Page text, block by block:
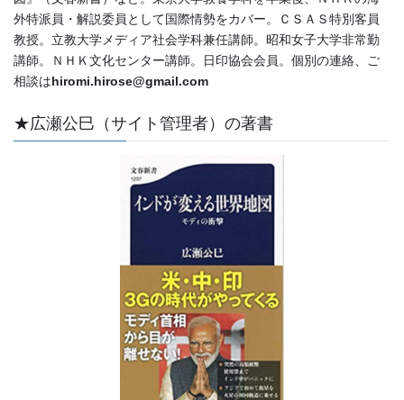
外特派員・解説委員として国際情勢をカバー。ＣＳＡＳ特別客員
教授。立教大学メディア社会学科兼任講師。昭和女子大学非常勤
講師。ＮＨＫ文化センター講師。日印協会会員。個別の連絡、ご
相談はhiromi.hirose@gmail.com
★広瀬公巳（サイト管理者）の著書